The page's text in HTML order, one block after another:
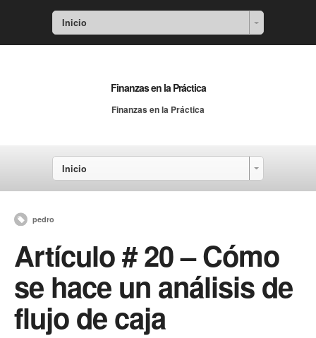
Inicio
Finanzas en la Práctica
Finanzas en la Práctica
Inicio
pedro
Artículo # 20 – Cómo
se hace un análisis de
flujo de caja